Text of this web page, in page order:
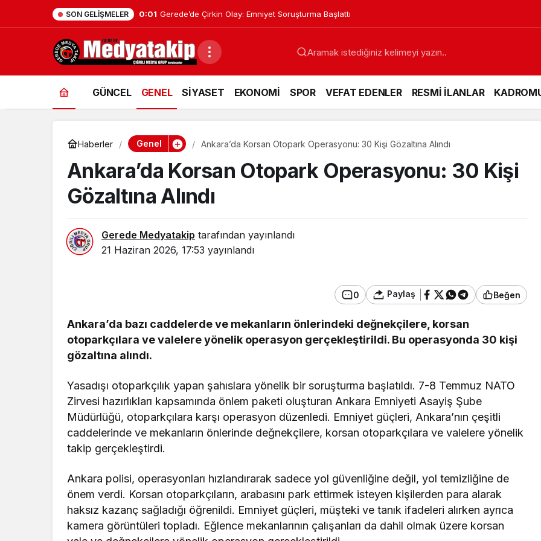
SON GELIŞMELER 0:01 Gerede’de Çirkin Olay: Emniyet Soruşturma Başlattı
GÜNCEL GENEL SİYASET EKONOMİ SPOR VEFAT EDENLER RESMİ İLANLAR
Haberler Genel Ankara’da Korsan Otopark Operasyonu: 30 Kişi Gözaltına Alındı
Ankara’da Korsan Otopark Operasyonu: 30 Kişi
Gözaltına Alındı
Gerede Medyatakip tarafından yayınlandı
21 Haziran 2026, 17:53 yayınlandı
0 Paylaş Beğen
Ankara’da bazı caddelerde ve mekanların önlerindeki değnekçilere, korsan
otoparkçılara ve valelere yönelik operasyon gerçekleştirildi. Bu operasyonda 30 kişi
gözaltına alındı.
Yasadışı otoparkçılık yapan şahıslara yönelik bir soruşturma başlatıldı. 7-8 Temmuz NATO
Zirvesi hazırlıkları kapsamında önlem paketi oluşturan Ankara Emniyeti Asayiş Şube
Müdürlüğü, otoparkçılara karşı operasyon düzenledi. Emniyet güçleri, Ankara’nın çeşitli
caddelerinde ve mekanların önlerinde değnekçilere, korsan otoparkçılara ve valelere yönelik
takip gerçekleştirdi.
Ankara polisi, operasyonları hızlandırarak sadece yol güvenliğine değil, yol temizliğine de
önem verdi. Korsan otoparkçıların, arabasını park ettirmek isteyen kişilerden para alarak
haksız kazanç sağladığı öğrenildi. Emniyet güçleri, müşteki ve tanık ifadeleri alırken ayrıca
kamera görüntüleri topladı. Eğlence mekanlarının çalışanları da dahil olmak üzere korsan
Gerede’de Çirkin Olay:
Emniyet Soruşturma
Güncel
Geredeli Tanınmış